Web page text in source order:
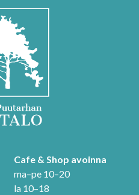
Cafe & Shop avoinna
ma–pe 10–20
la 10–18